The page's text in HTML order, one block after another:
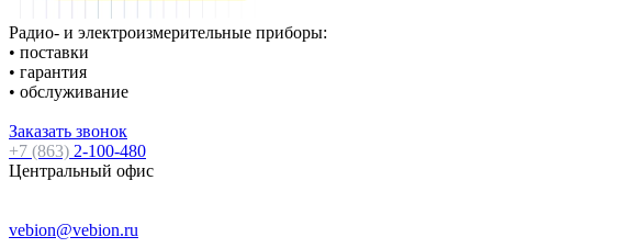
Радио- и электроизмерительные приборы:
• поставки
• гарантия
• обслуживание
Заказать звонок
+7 (863) 2-100-480
Центральный офис
vebion@vebion.ru